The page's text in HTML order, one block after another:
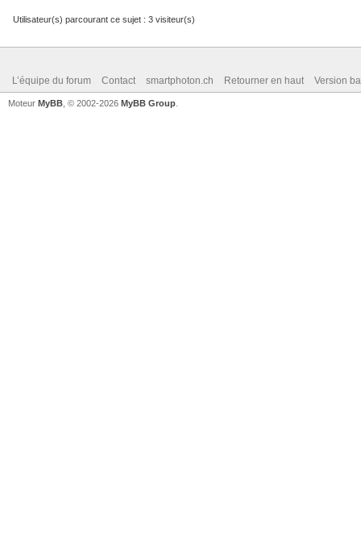
Utilisateur(s) parcourant ce sujet : 3 visiteur(s)
L’équipe du forum Contact smartphoton.ch Retourner en haut Version
Moteur MyBB , © 2002-2026 MyBB Group